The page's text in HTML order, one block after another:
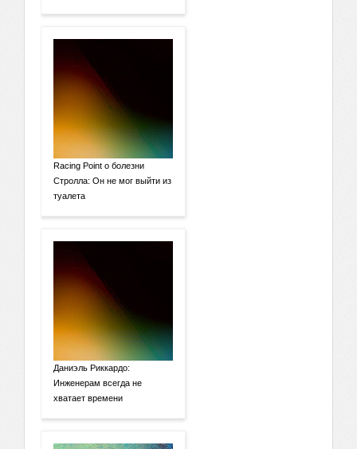
Racing Point о болезни
Стролла: Он не мог выйти из
туалета
Даниэль Риккардо:
Инженерам всегда не
хватает времени